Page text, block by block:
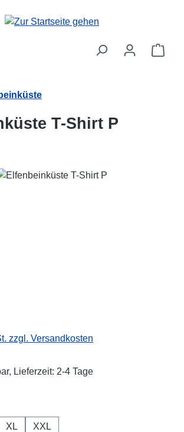
T-Shirt P
zzgl. Versandkosten
Lieferzeit: 2-4 Tage
XL XXL